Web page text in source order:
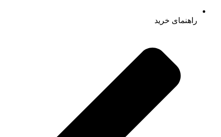
راهنمای خرید